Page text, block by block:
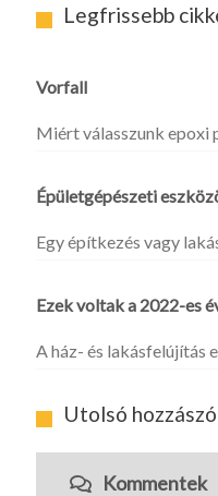
Legfrissebb
Vorfall
Miért válasszunk epoxi
Épületgépészeti
Egy építkezés vagy
Ezek voltak a 2022-es
A ház- és lakásfelújítás
Utolsó
Kommentek